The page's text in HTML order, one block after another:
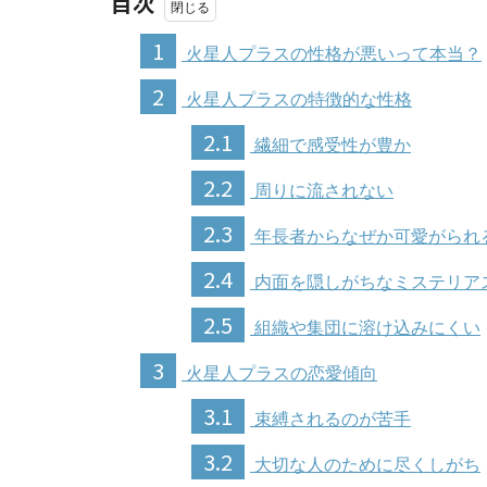
1
火星人プラスの性格が悪いって本当？
2 火星人プラスの特徴的な性格
2.1 繊細で感受性が豊か
2.2 周りに流されない
2.3 年長者からなぜか可愛がられ
2.4 内面を隠しがちなミステリア
2.5 組織や集団に溶け込みにくい
3 火星人プラスの恋愛傾向
3.1 束縛されるのが苦手
3.2 大切な人のために尽くしがち